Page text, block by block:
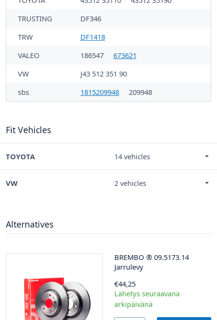
TRUSTING
DF346
TRW
DF1418
VALEO
186547
673621
VW
J43 512 351 90
sbs
1815209948 209948
Fit Vehicles
TOYOTA 14 vehicles
VW 2 vehicles
Alternatives
BREMBO ® 09.5173.14
Jarrulevy
€44,25
Lähetys seuraavana
arkipäivänä